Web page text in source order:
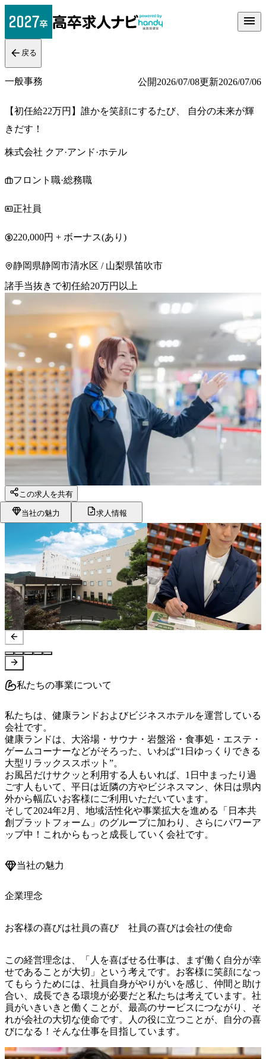
戻る
一般事務 公開2026/07/08更新2026/07/06
【初任給22万円】誰かを笑顔にするたび、 自分の未来が輝
きだす！
株式会社 クア·アンド·ホテル
フロント職·総務職
正社員
220,000円 + ボーナス(あり)
静岡県静岡市清水区 / 山梨県笛吹市
諸手当抜きで初任給20万円以上
この求人を共有
当社の魅力 求人情報
私たちの事業について
私たちは、健康ランドおよびビジネスホテルを運営している
会社です。
健康ランドは、大浴場・サウナ・岩盤浴・食事処・エステ・
ゲームコーナーなどがそろった、いわば“1日ゆっくりできる
大型リラックススポット”。
お風呂だけサクッと利用する人もいれば、1日中まったり過
ごす人もいて、平日は近隣の方やビジネスマン、休日は県内
外から幅広いお客様にご利用いただいています。
そして2024年2月、地域活性化や事業拡大を進める「日本共
創プラットフォーム」のグループに加わり、さらにパワーア
ップ中！これからもっと成長していく会社です。
当社の魅力
企業理念
お客様の喜びは社員の喜び 社員の喜びは会社の使命
この経営理念は、「人を喜ばせる仕事は、まず働く自分が幸
せであることが大切」という考えです。お客様に笑顔になっ
てもらうためには、社員自身がやりがいを感じ、仲間と助け
合い、成長できる環境が必要だと私たちは考えています。社
員がいきいきと働くことが、最高のサービスにつながり、そ
れが会社の大切な使命です。人の役に立つことが、自分の喜
びになる！そんな仕事を目指しています。